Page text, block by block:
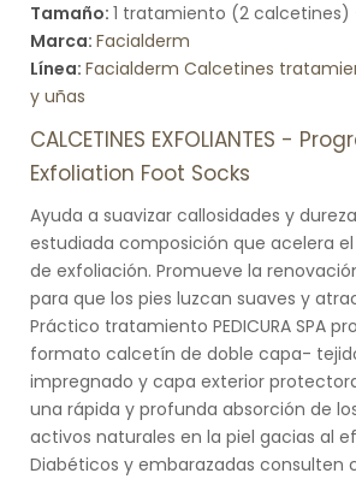
Tamaño: 1 tratamiento (2 calcetines)
Marca: Facialderm
Línea: Facialderm Calcetines
y uñas
CALCETINES EXFOLIANTES -
Exfoliation Foot Socks
Ayuda a suavizar callosidades y
estudiada composición que acelera
de exfoliación. Promueve la
para que los pies luzcan suaves y
Práctico tratamiento PEDICURA SPA
formato calcetín de doble capa-
impregnado y capa exterior
una rápida y profunda absorción de
activos naturales en la piel gacias al
Diabéticos y embarazadas consulten